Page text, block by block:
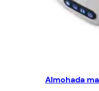
Almohada